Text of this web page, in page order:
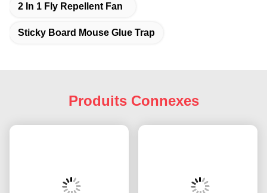
2 In 1 Fly Repellent Fan
Sticky Board Mouse Glue Trap
Produits Connexes